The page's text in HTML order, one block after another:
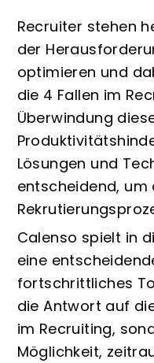
Recruiter stehen
der
optimieren und
die 4 Fallen im
Überwindung
Lösungen und
entscheidend, um
Calenso spielt in
eine
fortschrittliches
die Antwort auf
im Recruiting,
Möglichkeit,